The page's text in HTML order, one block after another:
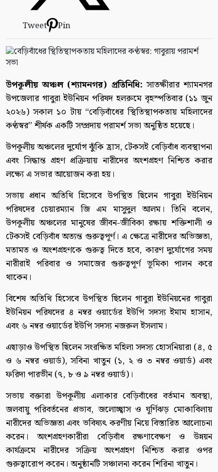
Tweet Pin
উপকূলীয় অঞ্চল (শ্যামনগর) প্রতিনিধি: সাতক্ষীরার শ্যামনগর
উপজেলার গাবুরা ইউনিয়ন পরিষদ হলরুমে বৃহস্পতিবার (১১ জুন
২০২৬) সকাল ১০ টায় “বেড়িবাঁধের স্থিতিস্থাপকতায় মহিলাদের
কণ্ঠস্বর” শীর্ষক একটি সম্প্রদায় পরামর্শ সভা অনুষ্ঠিত হয়েছে।
উপকূলীয় অঞ্চলের দুর্যোগ ঝুঁকি হ্রাস, টেকসই বেড়িবাঁধ ব্যবস্থাপনা
এবং সিদ্ধান্ত গ্রহণ প্রক্রিয়ায় নারীদের অংশগ্রহণ নিশ্চিত করার
লক্ষ্যে এ সভার আয়োজন করা হয়।
সভায় প্রধান অতিথি হিসেবে উপস্থিত ছিলেন গাবুরা ইউনিয়ন
পরিষদের চেয়ারম্যান জি এম মাসুদুল আলম। তিনি বলেন,
উপকূলীয় অঞ্চলের মানুষের জীবন-জীবিকা রক্ষায় শক্তিশালী ও
টেকসই বেড়িবাঁধ অত্যন্ত গুরুত্বপূর্ণ। এ ক্ষেত্রে নারীদের অভিজ্ঞতা,
মতামত ও অংশগ্রহণকে গুরুত্ব দিতে হবে, কারণ দুর্যোগের সময়
নারীরাই পরিবার ও সমাজের গুরুত্বপূর্ণ ভূমিকা পালন করে
থাকেন।
বিশেষ অতিথি হিসেবে উপস্থিত ছিলেন গাবুরা ইউনিয়নের গাবুরা
ইউনিয়ন পরিষদের ৪ নম্বর ওয়ার্ডের ইউপি সদস্য ইমাম হাসান,
এবং ৬ নম্বর ওয়ার্ডের ইউপি সদস্য নজরুল ইসলাম।
এছাড়াও উপস্থিত ছিলেন সংরক্ষিত মহিলা সদস্য হোসনিয়ারা (৪, ৫
ও ৬ নম্বর ওয়ার্ড), সবিনা খাতুন (১, ২ ও ৩ নম্বর ওয়ার্ড) এবং
ফরিদা পারভীন (৭, ৮ ও ৯ নম্বর ওয়ার্ড)।
সভায় বক্তারা উপকূলীয় এলাকার বেড়িবাঁধের বর্তমান অবস্থা,
জলবায়ু পরিবর্তনের প্রভাব, জলোচ্ছ্বাস ও ঘূর্ণিঝড় মোকাবিলায়
নারীদের অভিজ্ঞতা এবং ভবিষ্যৎ করণীয় নিয়ে বিস্তারিত আলোচনা
করেন। অংশগ্রহণকারীরা বেড়িবাঁধ রক্ষণাবেক্ষণ ও উন্নয়ন
কার্যক্রমে নারীদের সক্রিয় অংশগ্রহণ নিশ্চিত করার ওপর
গুরুত্বারোপ করেন। অনুষ্ঠানটি সঞ্চালনা করেন শিরিনা খাতুন।